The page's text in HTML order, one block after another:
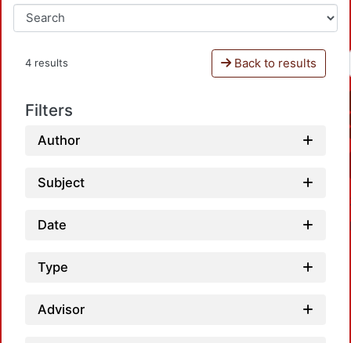
4 results Back to results
Filters
Author
Subject
Date
Type
Advisor